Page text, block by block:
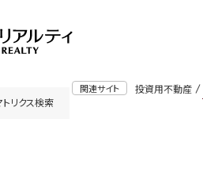
関連サイト 投資用不動産
リクス検索